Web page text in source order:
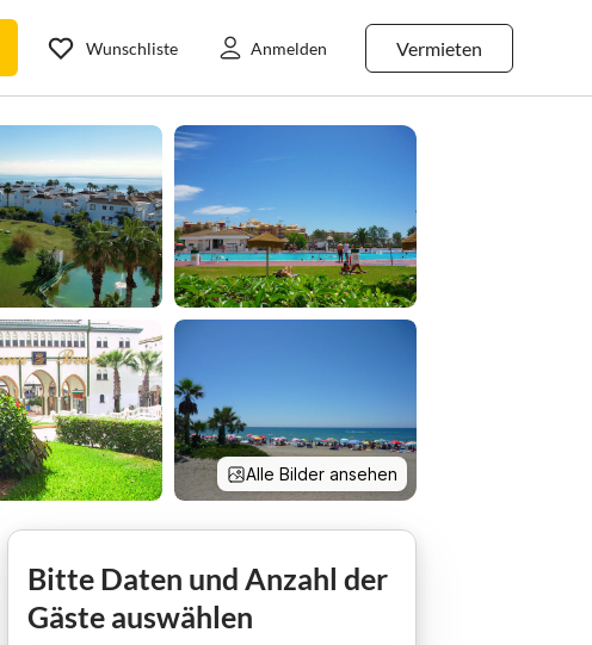
Vermieten
Wunschliste Anmelden
Alle Bilder ansehen
Bitte Daten und Anzahl der
Gäste auswählen